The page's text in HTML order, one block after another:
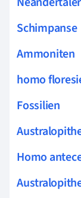
Schimpanse
Ammoniten
homo
Fossilien
Homo